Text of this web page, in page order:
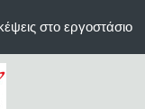
στο εργοστάσιο